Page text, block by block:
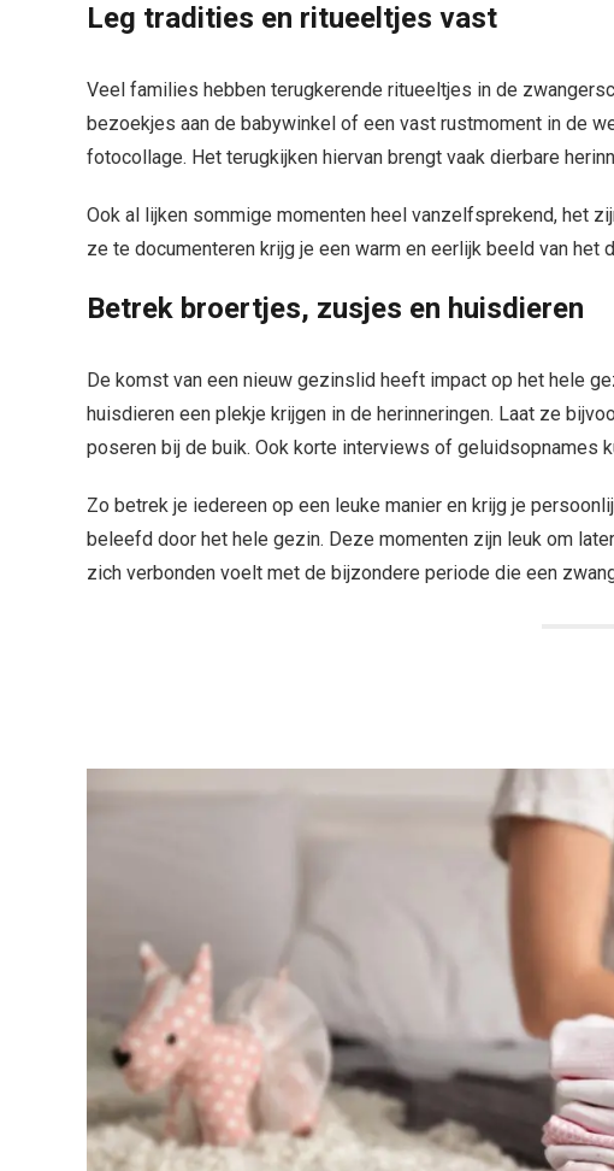
Leg tradities en ritueeltjes vast
Veel families hebben terugkerende ritueeltjes in de
bezoekjes aan de babywinkel of een vast rustmoment in de
fotocollage. Het terugkijken hiervan brengt vaak dierbare
Ook al lijken sommige momenten heel vanzelfsprekend, het
ze te documenteren krijg je een warm en eerlijk beeld van het
Betrek broertjes, zusjes en huisdieren
De komst van een nieuw gezinslid heeft impact op het hele
huisdieren een plekje krijgen in de herinneringen. Laat ze
poseren bij de buik. Ook korte interviews of geluidsopnames
Zo betrek je iedereen op een leuke manier en krijg je
beleefd door het hele gezin. Deze momenten zijn leuk om
zich verbonden voelt met de bijzondere periode die een